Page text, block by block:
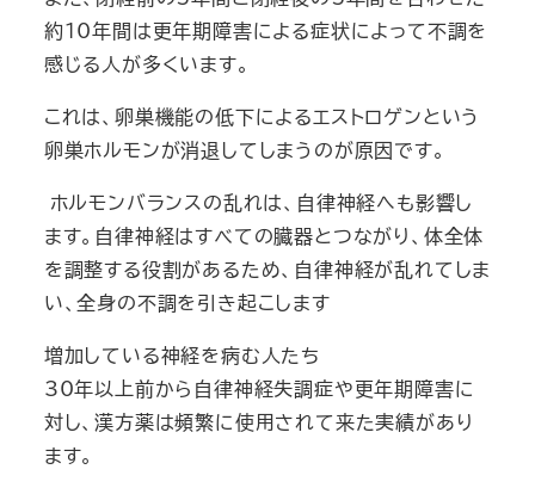
約10年間は更年期障害による症状によって不調を
感じる人が多くいます。
これは、卵巣機能の低下によるエストロゲンという
卵巣ホルモンが消退してしまうのが原因です。
ホルモンバランスの乱れは、自律神経へも影響し
ます。自律神経はすべての臓器とつながり、体全体
を調整する役割があるため、自律神経が乱れてしま
い、全身の不調を引き起こします
増加している神経を病む人たち
30年以上前から自律神経失調症や更年期障害に
対し、漢方薬は頻繁に使用されて来た実績があり
ます。